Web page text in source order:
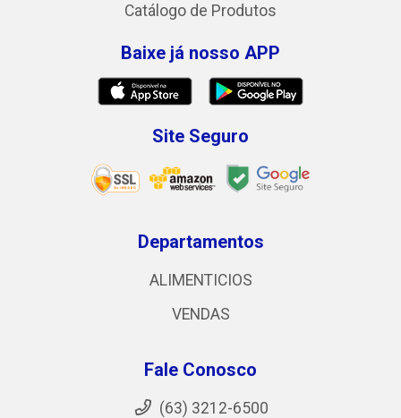
Catálogo de Produtos
Baixe já nosso APP
Site Seguro
Departamentos
ALIMENTICIOS
VENDAS
Fale Conosco
(63) 3212-6500